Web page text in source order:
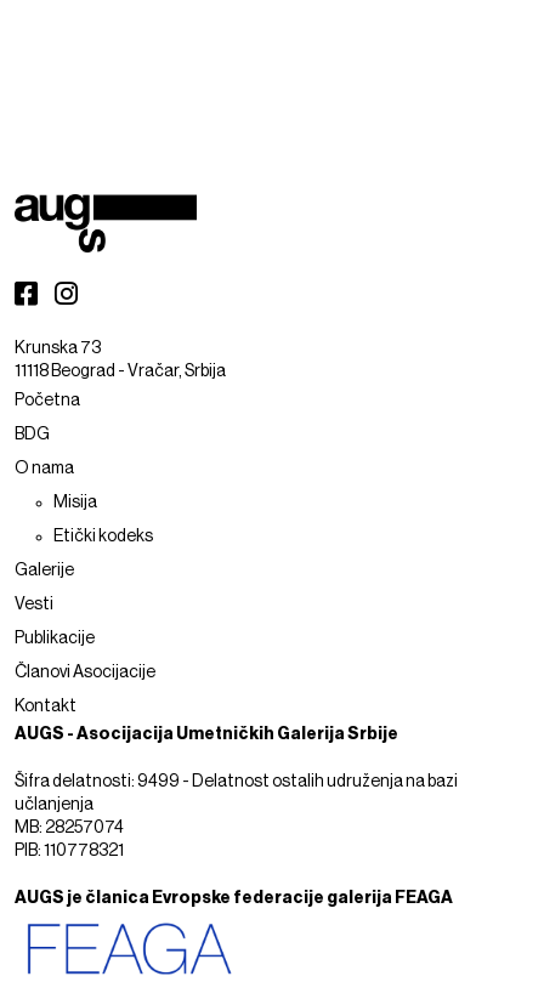
Krunska 73
11118 Beograd - Vračar, Srbija
Početna
BDG
O nama
Misija
Etički kodeks
Galerije
Vesti
Publikacije
Članovi Asocijacije
Kontakt
AUGS - Asocijacija Umetničkih Galerija Srbije
Šifra delatnosti: 9499 - Delatnost ostalih udruženja na bazi
učlanjenja
MB: 28257074
PIB: 110778321
AUGS je članica Evropske federacije galerija FEAGA